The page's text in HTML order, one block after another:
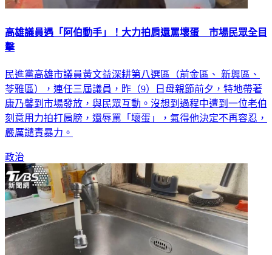
高雄議員遇「阿伯動手」！大力拍肩還罵壞蛋 市場民眾全目
擊
民進黨高雄市議員黃文益深耕第八選區（前金區、 新興區、
苓雅區），連任三屆議員，昨（9）日母親節前夕，特地帶著
康乃馨到市場發放，與民眾互動。沒想到過程中遭到一位老伯
刻意用力拍打肩膀，還辱罵「壞蛋」，氣得他決定不再容忍，
嚴厲譴責暴力。
政治